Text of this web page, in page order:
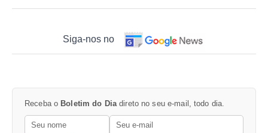
Siga-nos no
Receba o Boletim do Diadireto no seu e-mail, todo dia.